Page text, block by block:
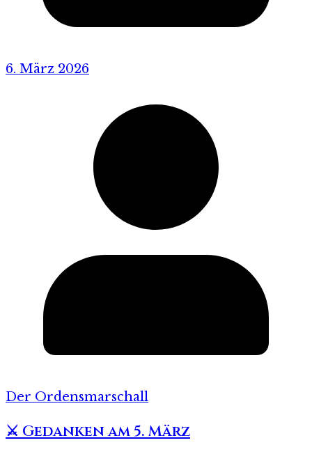
6. März 2026
Der Ordensmarschall
⚔️ Gedanken am 5. März